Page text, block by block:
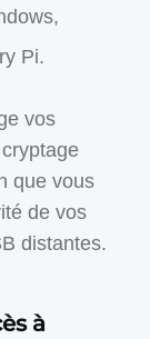
Pi.
vos
que vous
de vos
distantes.
à